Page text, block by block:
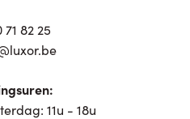
71 82 25
11u - 18u